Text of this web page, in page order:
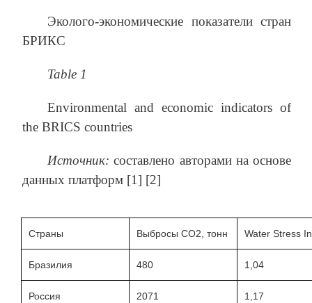
Эколого-экономические показатели стран
БРИКС
Table 1
Environmental and economic indicators of
the BRICS countries
Источник: составлено авторами на основе
данных платформ [1] [2]
Страны Выбросы СО2, тонн Water Stress
Бразилия 480 1,04
Россия 2071 1,17